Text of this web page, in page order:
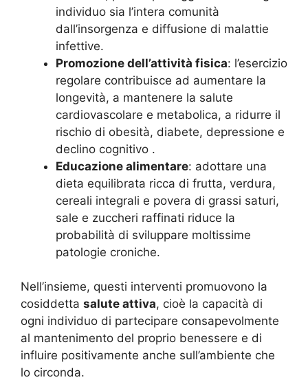
individuo sia l’intera comunità
dall’insorgenza e diffusione di malattie
infettive.
Promozione dell’attività fisica: l’esercizio
regolare contribuisce ad aumentare la
longevità, a mantenere la salute
cardiovascolare e metabolica, a ridurre il
rischio di obesità, diabete, depressione e
declino cognitivo .
Educazione alimentare: adottare una
dieta equilibrata ricca di frutta, verdura,
cereali integrali e povera di grassi saturi,
sale e zuccheri raffinati riduce la
probabilità di sviluppare moltissime
patologie croniche.
Nell’insieme, questi interventi promuovono la
cosiddetta salute attiva, cioè la capacità di
ogni individuo di partecipare consapevolmente
al mantenimento del proprio benessere e di
influire positivamente anche sull’ambiente che
lo circonda.